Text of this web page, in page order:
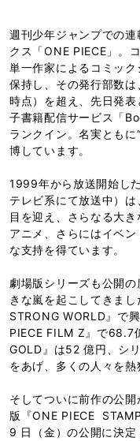
週刊少年ジャンプでの
クス「ONE PIECE」。
単一作家によるコミッ
保持し、その発行部数
時点）を超え、先日発
子書籍配信サービス「
ランクイン。名実とも
博しています。
1999年から放送開始し
テレビ系にて放送中）
目を迎え、さらなる大き
アニメ、さらにはイベ
な支持を得ています。
劇場版シリーズも公開
きな嵐を起こしてきま
STRONG WORLD』で
PIECE FILM Z』で68.7
GOLD』は52 億円、シ
をあげ、多くの人々を熱
そしてついに前作の公
版『ONE PIECE
9 日（金）の公開に決定